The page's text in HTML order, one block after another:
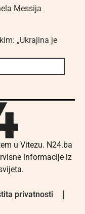
Messija
„Ukrajina je
u Vitezu. N24.ba
informacije iz
privatnosti